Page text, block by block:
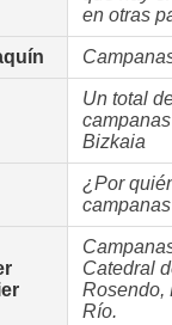
en otras
Un total
Bizkaia
¿Por
Catedral
Rosendo,
Río.